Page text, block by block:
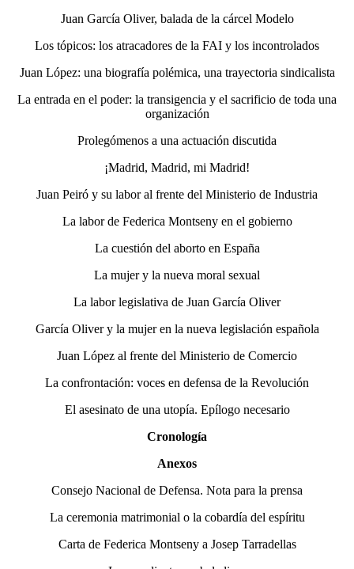
Juan García Oliver, balada de la cárcel Modelo
Los tópicos: los atracadores de la FAI y los incontrolados
Juan López: una biografía polémica, una trayectoria sindicalista
La entrada en el poder: la transigencia y el sacrificio de toda una
organización
Prolegómenos a una actuación discutida
¡Madrid, Madrid, mi Madrid!
Juan Peiró y su labor al frente del Ministerio de Industria
La labor de Federica Montseny en el gobierno
La cuestión del aborto en España
La mujer y la nueva moral sexual
La labor legislativa de Juan García Oliver
García Oliver y la mujer en la nueva legislación española
Juan López al frente del Ministerio de Comercio
La confrontación: voces en defensa de la Revolución
El asesinato de una utopía. Epílogo necesario
Cronología
Anexos
Consejo Nacional de Defensa. Nota para la prensa
La ceremonia matrimonial o la cobardía del espíritu
Carta de Federica Montseny a Josep Tarradellas